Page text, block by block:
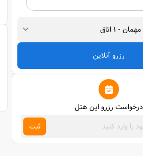
مهمان -
1 اتاق
رزرو آنلاین
درخواست رزرو این هتل
ثبت